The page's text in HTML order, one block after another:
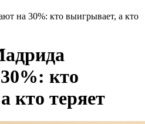
на 30%: кто выигрывает, а кто
кто
кто теряет